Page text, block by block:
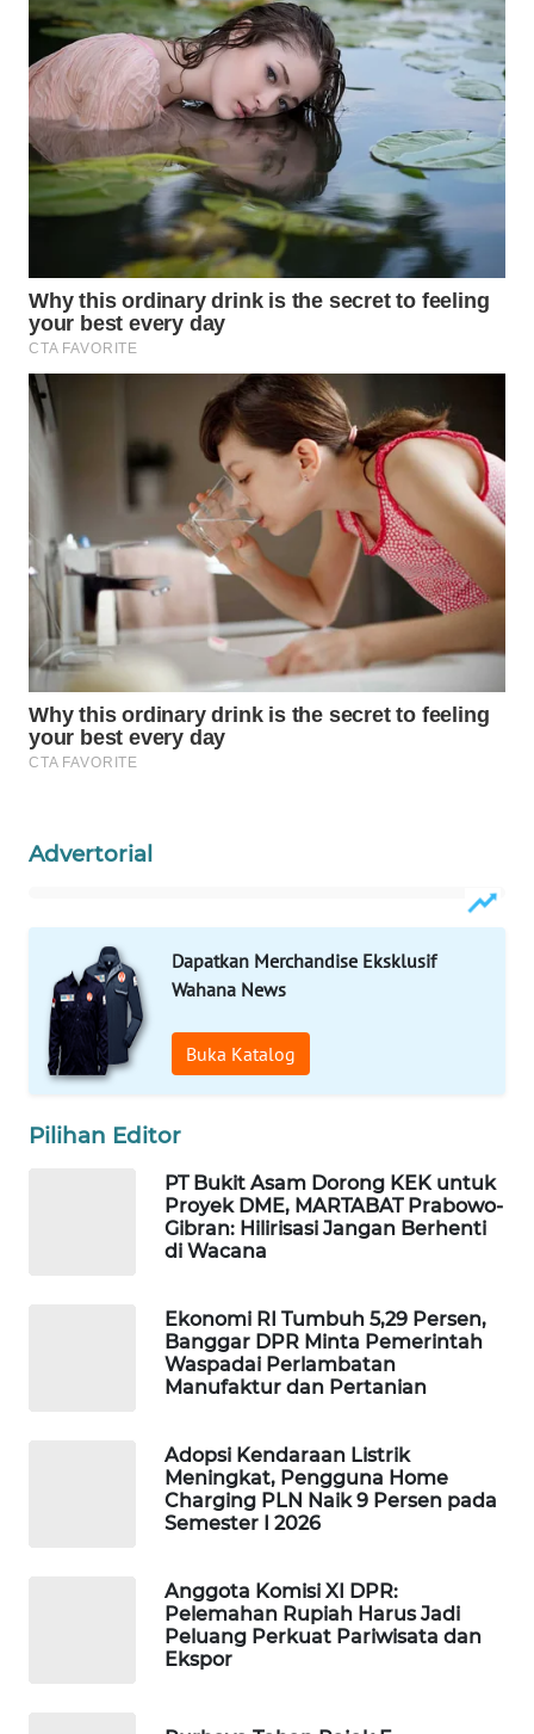
Advertorial
Dapatkan Merchandise Eksklusif
Wahana News
Buka Katalog
Pilihan Editor
PT Bukit Asam Dorong KEK untuk
Proyek DME, MARTABAT Prabowo-
Gibran: Hilirisasi Jangan Berhenti
di Wacana
Ekonomi RI Tumbuh 5,29 Persen,
Banggar DPR Minta Pemerintah
Waspadai Perlambatan
Manufaktur dan Pertanian
Adopsi Kendaraan Listrik
Meningkat, Pengguna Home
Charging PLN Naik 9 Persen pada
Semester I 2026
Anggota Komisi XI DPR:
Pelemahan Rupiah Harus Jadi
Peluang Perkuat Pariwisata dan
Ekspor
INFRASTRUKTUR
WAHANA
KONSUMEN
WAHANA
LISTRIK
TRAVEL
WAHANA
WAHANANEWS
WAHANANEWS
CO ID
WAHANANEWS
NET
WAHANA
SPORT
WAHANA
PERSONA
WAHANA
OTOMOTIF
WAHANA